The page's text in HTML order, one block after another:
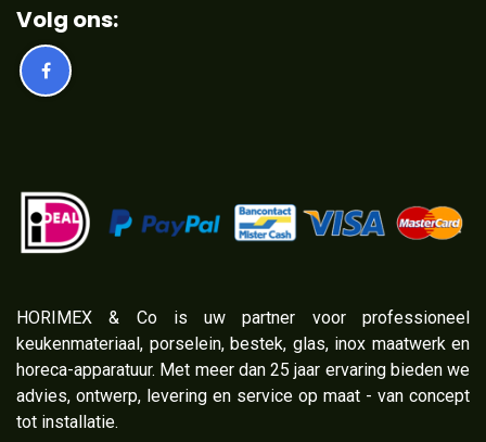
Volg ons:
​HORIMEX & Co is uw partner voor professioneel
keukenmateriaal, porselein, bestek, glas, inox maatwerk en
horeca-apparatuur. Met meer dan 25 jaar ervaring bieden we
advies, ontwerp, levering en service op maat - van concept
tot installatie.